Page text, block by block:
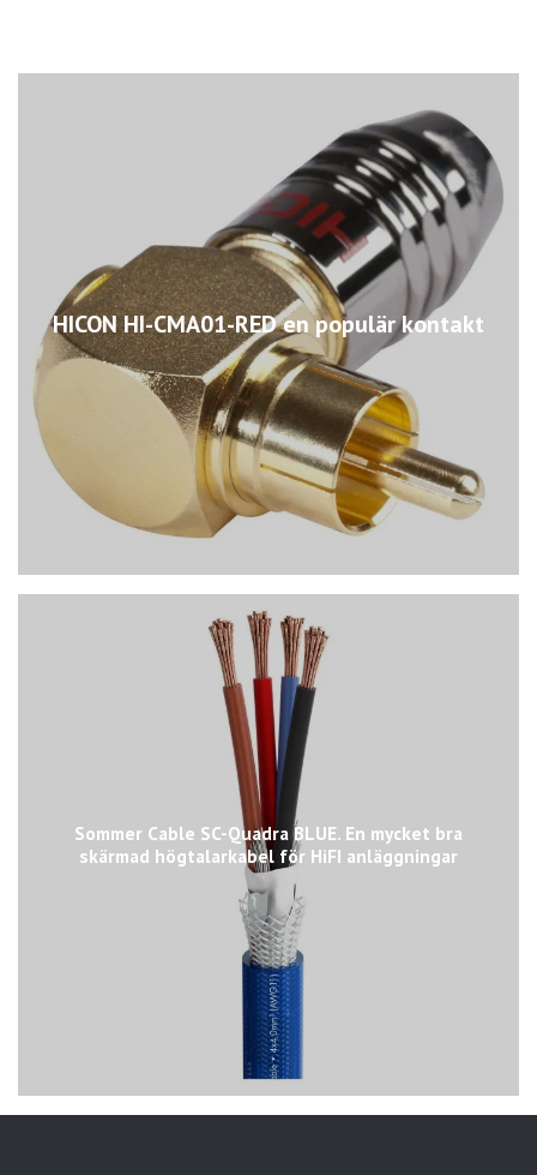
HICON HI-CMA01-RED en populär kontakt
Sommer Cable SC-Quadra BLUE. En mycket bra
skärmad högtalarkabel för HiFI anläggningar